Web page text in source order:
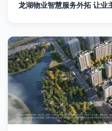
龙湖物业智慧服务外拓 让业